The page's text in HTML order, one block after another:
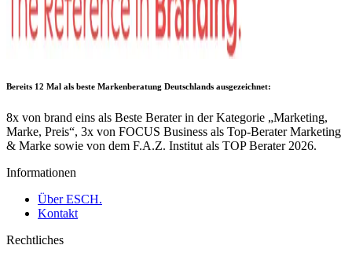
Bereits 12 Mal als beste Markenberatung Deutschlands ausgezeichnet:
8x von brand eins als Beste Berater in der Kategorie „Marketing,
Marke, Preis“, 3x von FOCUS Business als Top-Berater Marketing
& Marke sowie von dem F.A.Z. Institut als TOP Berater 2026.
Informationen
Über ESCH.
Kontakt
Rechtliches